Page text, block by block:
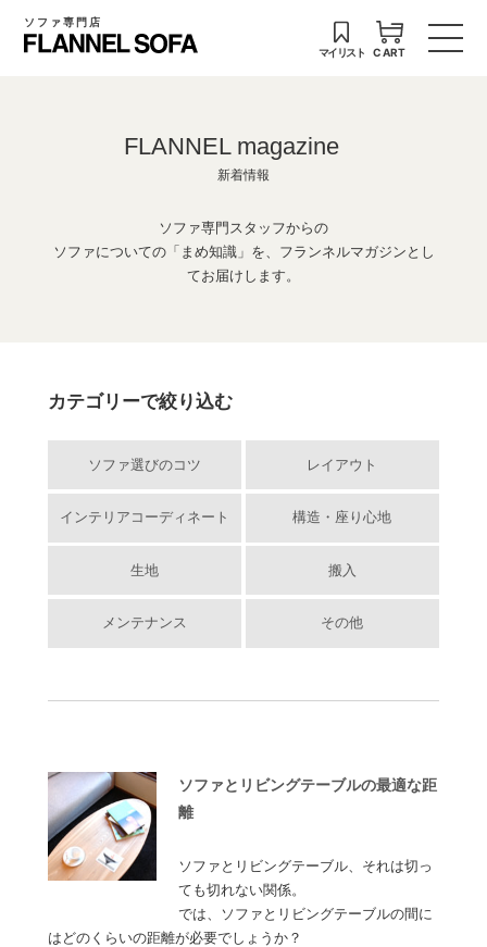
ソファ専門店
マイリスト CART
FLANNEL magazine
新着情報
ソファ専門スタッフからの
ソファについての「まめ知識」を、フランネルマガジンとし
てお届けします。
カテゴリーで絞り込む
ソファ選びのコツ レイアウト
インテリアコーディネート 構造・座り心地
生地 搬入
メンテナンス その他
ソファとリビングテーブルの最適な距
離
ソファとリビングテーブル、それは切っ
ても切れない関係。
では、ソファとリビングテーブルの間に
はどのくらいの距離が必要でしょうか？